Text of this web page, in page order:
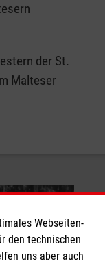
der St.
Malteser
Webseiten-
den technischen
uns aber auch